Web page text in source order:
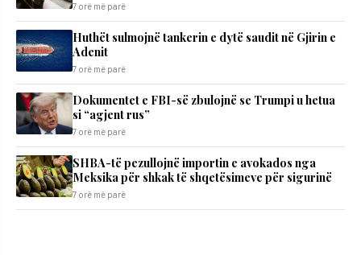
7 orë më parë
Huthët sulmojnë tankerin e dytë saudit në Gjirin e
Adenit
7 orë më parë
Dokumentet e FBI-së zbulojnë se Trumpi u hetua
si “agjent rus”
7 orë më parë
SHBA-të pezullojnë importin e avokados nga
Meksika për shkak të shqetësimeve për sigurinë
7 orë më parë